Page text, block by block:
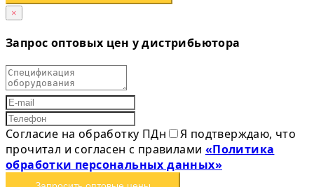
×
Запрос оптовых цен у дистрибьютора
Согласие на обработку ПДн
Я подтверждаю, что
прочитал и согласен с правилами «Политика
обработки персональных данных»